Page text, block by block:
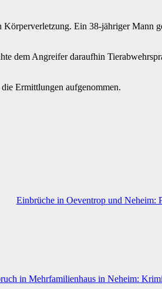
Ein 38-jähriger Mann
dem Angreifer daraufhin
Ermittlungen aufgenommen.
Einbrüche in Oeventrop und Neheim:
in Mehrfamilienhaus in Neheim: